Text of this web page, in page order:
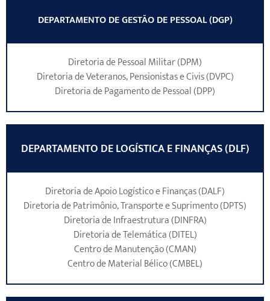
DEPARTAMENTO DE GESTÃO DE PESSOAL (DGP)
Diretoria de Pessoal Militar (DPM)
Diretoria de Veteranos, Pensionistas e Civis (DVPC)
Diretoria de Pagamento de Pessoal (DPP)
DEPARTAMENTO DE LOGÍSTICA E FINANÇAS (DLF)
Diretoria de Apoio Logístico e Finanças (DALF)
Diretoria de Patrimônio, Transporte e Suprimento (DPTS)
Diretoria de Infraestrutura (DINFRA)
Diretoria de Telemática (DITEL)
Centro de Manutenção (CMAN)
Centro de Material Bélico (CMBEL)